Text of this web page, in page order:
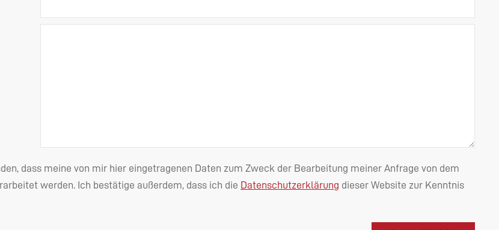
dass meine von mir hier eingetragenen Daten zum Zweck der Bearbeitung meiner Anfrage von dem
werden. Ich bestätige außerdem, dass ich die Datenschutzerklärung dieser Website zur Kenntnis